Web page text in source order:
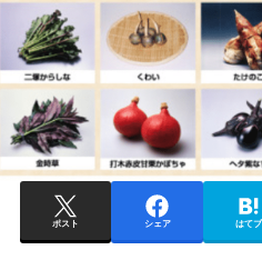
ポスト シェア はてブ